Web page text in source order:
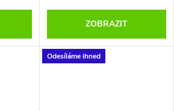
ZOBRAZIT
Odesíláme ihned